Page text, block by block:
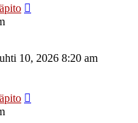
10, 2026 8:20 am